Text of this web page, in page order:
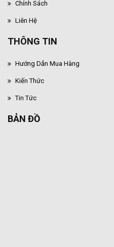
Chính Sách
Liên Hệ
THÔNG TIN
Hướng Dẫn Mua Hàng
Kiến Thức
Tin Tức
BẢN ĐỒ